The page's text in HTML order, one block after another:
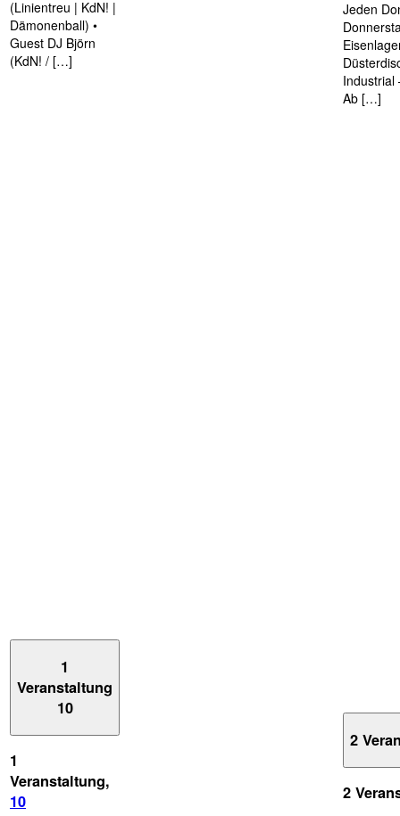
(Linientreu | KdN! |
Dämonenball) •
Guest DJ Björn
(KdN! / […]
Jeden
Industrial
Ab […]
1
Veranstaltung
10
1
Veranstaltung,
10
2
2